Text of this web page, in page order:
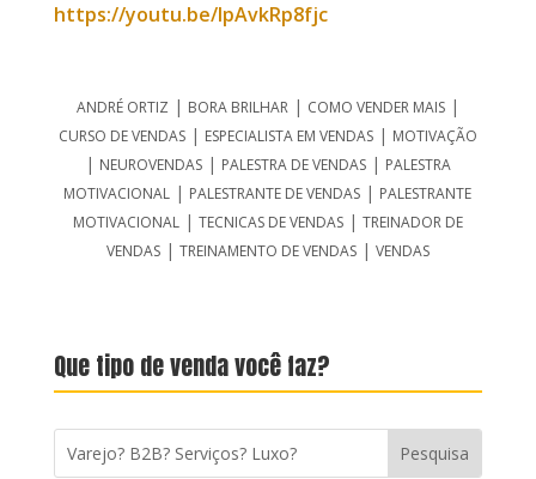
https://youtu.be/IpAvkRp8fjc
ANDRÉ ORTIZ | BORA BRILHAR| COMO VENDER MAIS|
CURSO DE VENDAS| ESPECIALISTA EM VENDAS| MOTIVAÇÃO
| NEUROVENDAS| PALESTRA DE VENDAS| PALESTRA
MOTIVACIONAL | PALESTRANTE DE VENDAS | PALESTRANTE
MOTIVACIONAL| TECNICAS DE VENDAS| TREINADOR DE
VENDAS| TREINAMENTO DE VENDAS| VENDAS
Que tipo de venda você faz?